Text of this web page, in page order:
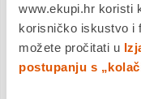
www.ekupi.hr koristi
korisničko iskustvo i
možete pročitati u
postupanju s
jednokratno i na rate
Povrat robe moguć